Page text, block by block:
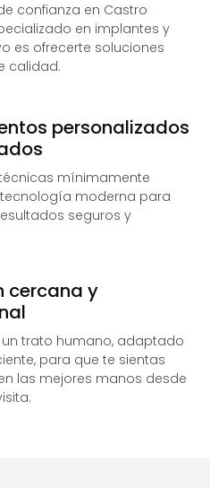
confianza en Castro
en implantes y
es ofrecerte soluciones
calidad.
personalizados
mínimamente
moderna para
seguros y
cercana y
trato humano, adaptado
para que te sientas
las mejores manos desde